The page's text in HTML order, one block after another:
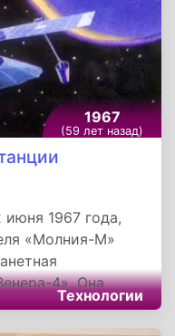
1967
(59 лет назад)
1967 года,
«Молния-М»
4». Она
своих
в отношении
Технологии